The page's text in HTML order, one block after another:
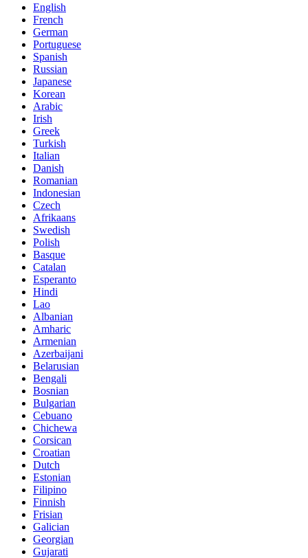
English
French
German
Portuguese
Spanish
Russian
Japanese
Korean
Arabic
Irish
Greek
Turkish
Italian
Danish
Romanian
Indonesian
Czech
Afrikaans
Swedish
Polish
Basque
Catalan
Esperanto
Hindi
Lao
Albanian
Amharic
Armenian
Azerbaijani
Belarusian
Bengali
Bosnian
Bulgarian
Cebuano
Chichewa
Corsican
Croatian
Dutch
Estonian
Filipino
Finnish
Frisian
Galician
Georgian
Gujarati